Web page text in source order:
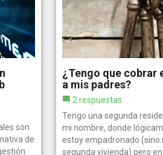
son
de
¿Tengo que cobrar
a mis padres?
2 respuestas
Tengo una segunda
mi nombre, donde
estoy empadronado (sino
segunda vivienda) pero